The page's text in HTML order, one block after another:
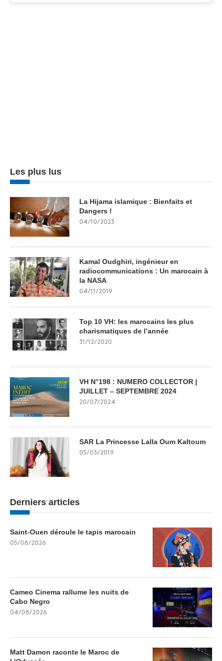
Les plus lus
La Hijama islamique : Bienfaits et
Dangers !
04/10/2023
Kamal Oudghiri, ingénieur en
radiocommunications : Un marocain à
la NASA
04/11/2019
Top 10 VH: les marocains les plus
charismatiques de l’année
31/12/2020
VH N°198 : NUMERO COLLECTOR |
JUILLET – SEPTEMBRE 2024
20/07/2024
SAR La Princesse Lalla Oum Kaltoum
05/03/2019
Derniers articles
Saint-Ouen déroule le tapis marocain
05/08/2026
Cameo Cinema rallume les nuits de
Cabo Negro
04/08/2026
Matt Damon raconte le Maroc de